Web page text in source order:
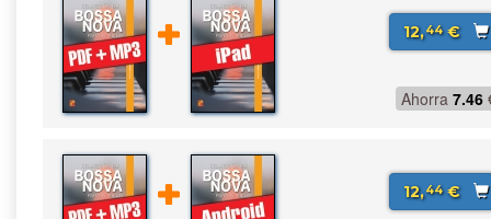
12,44€
Ahorra 7.46
12,44€